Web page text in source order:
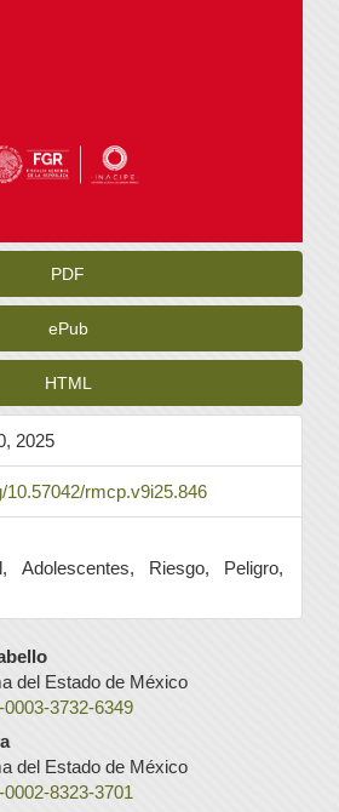
PDF
ePub
HTML
2025
10.57042/rmcp.v9i25.846
Adolescentes, Riesgo, Peligro,
del Estado de México
3732-6349
del Estado de México
8323-3701